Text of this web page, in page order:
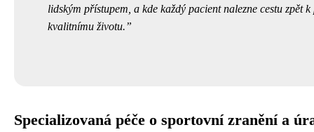
lidským přístupem, a kde každý pacient nalezne cestu zpět
kvalitnímu životu.
Specializovaná péče o sportovní zranění a